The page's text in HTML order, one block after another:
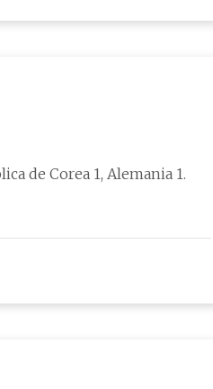
de Corea 1, Alemania 1.